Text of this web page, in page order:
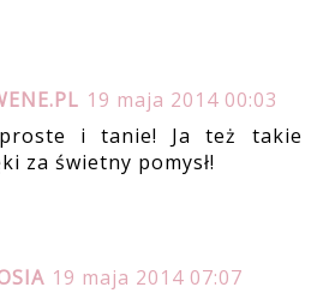
19 maja 2014 00:03
proste i tanie! Ja też takie
za świetny pomysł!
19 maja 2014 07:07